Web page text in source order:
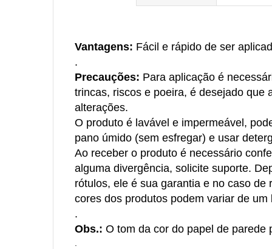
imagensVantagens: Fácil e rápido de ser
.
Precauções: Para aplicação é
trincas, riscos e poeira, é desejado que
alterações.
O produto é lavável e impermeável,
pano úmido (sem esfregar) e usar
Ao receber o produto é necessário
alguma divergência, solicite suporte.
rótulos, ele é sua garantia e no caso
cores dos produtos podem variar de um
.
Obs.: O tom da cor do papel de parede
.